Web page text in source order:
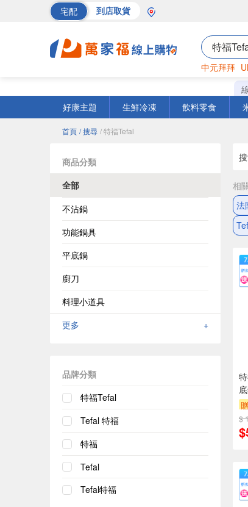
宅配 到店取貨
中元拜拜
巧克
好康主題
生鮮冷凍 飲料零食
首頁 / 搜尋 / 特福Tefal
商品分類
全部
不沾鍋
功能鍋具
平底鍋
廚刀
料理小道具
更多
+
品牌分類
特福Tefal
Tefal 特福
特福
Tefal
Tefal特福
相
法
$